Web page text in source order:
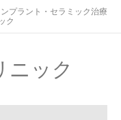
プラント・セラミック治療
ク
ニック